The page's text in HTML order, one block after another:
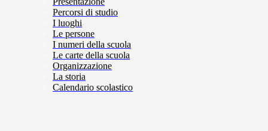
Percorsi di studio
I luoghi
Le persone
I numeri della scuola
Le carte della scuola
Organizzazione
La storia
Calendario scolastico